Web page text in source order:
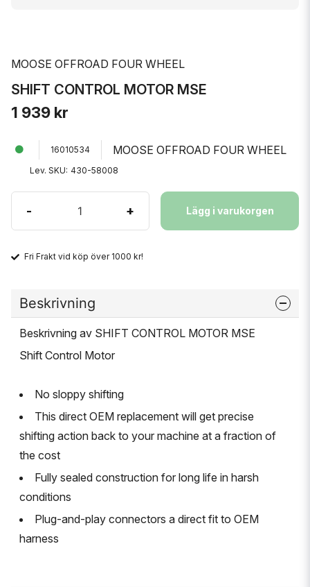
MOOSE OFFROAD FOUR WHEEL
SHIFT CONTROL MOTOR MSE
1 939 kr
16010534 MOOSE OFFROAD FOUR WHEEL
Lev. SKU: 430-58008
- + Lägg i varukorgen
Fri Frakt vid köp över 1000 kr!
Beskrivning
Beskrivning av SHIFT CONTROL MOTOR MSE
Shift Control Motor
No sloppy shifting
This direct OEM replacement will get precise
shifting action back to your machine at a fraction of
the cost
Fully sealed construction for long life in harsh
conditions
Plug-and-play connectors a direct fit to OEM
harness